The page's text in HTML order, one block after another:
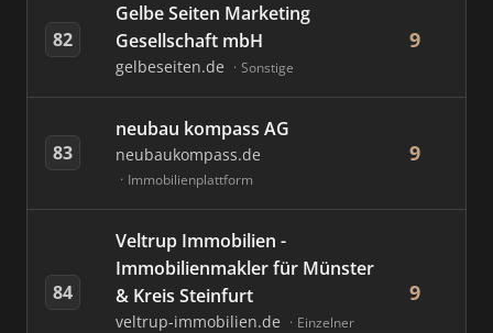
82
Gelbe Seiten Marketing
Gesellschaft mbH
gelbeseiten.de Sonstige
9
83
neubau kompass AG
neubaukompass.de
Immobilienplattform
9
84
Veltrup Immobilien -
Immobilienmakler für Münster
& Kreis Steinfurt
veltrup-immobilien.de
Einzelner
9